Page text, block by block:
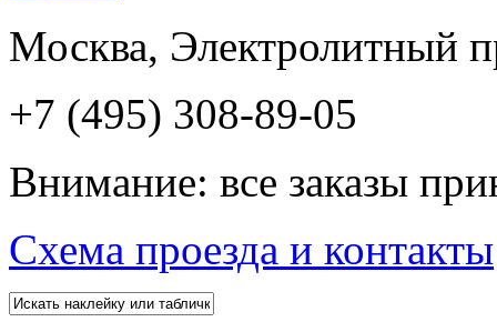
Москва, Электролитный
+7 (495) 308-89-05
Внимание: все заказы
Схема проезда и контакты